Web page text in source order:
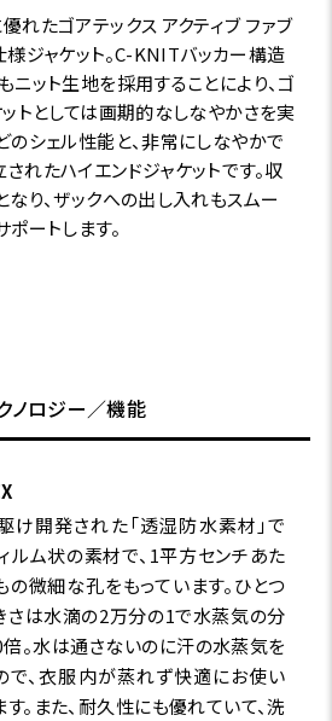
れたゴアテックス アクティブ ファブ
ジャケット。C-KNITバッカー構造
ニット生地を採用することにより、ゴ
トとしては画期的なしなやかさを実
のシェル性能と、非常にしなやかで
れたハイエンドジャケットです。収
なり、ザックへの出し入れもスムー
ートします。
ノロジー／機能
け開発された「透湿防水素材」で
ルム状の素材で、1平方センチあた
の微細な孔をもっています。ひとつ
さは水滴の2万分の1で水蒸気の分
。水は通さないのに汗の水蒸気を
で、衣服内が蒸れず快適にお使い
。また、耐久性にも優れていて、洗